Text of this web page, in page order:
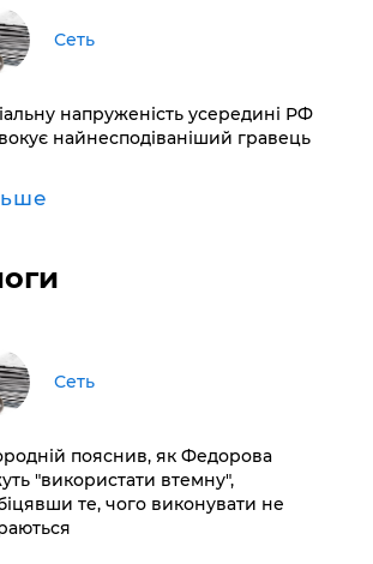
Сеть
напруженість усередині РФ
найнесподіваніший гравець
Сеть
пояснив, як Федорова
"використати втемну",
те, чого виконувати не